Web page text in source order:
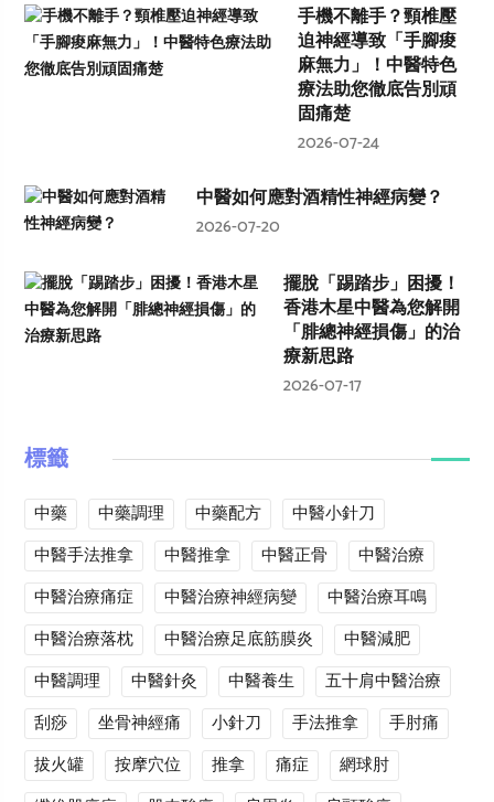
手機不離手？頸椎壓
迫神經導致「手腳痠
麻無力」！中醫特色
療法助您徹底告別頑
固痛楚
2026-07-24
中醫如何應對酒精性神經病變？
2026-07-20
擺脫「踢踏步」困擾！
香港木星中醫為您解開
「腓總神經損傷」的治
療新思路
2026-07-17
標籤
中藥 中藥調理 中藥配方
中醫小針刀
中醫手法推拿
中醫推拿 中醫正骨
中醫治療
中醫治療痛症
中醫治療神經病變
中醫治療耳鳴
中醫治療落枕
中醫治療足底筋膜炎
中醫減肥
中醫調理
中醫針灸 中醫養生
五十肩中醫治療
刮痧
坐骨神經痛 小針刀 手法推拿
手肘痛
拔火罐
按摩穴位 推拿 痛症
網球肘